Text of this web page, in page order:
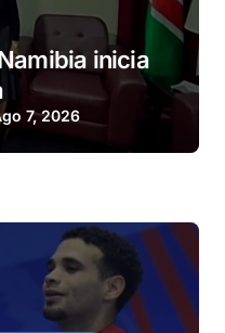
inicia
7, 2026